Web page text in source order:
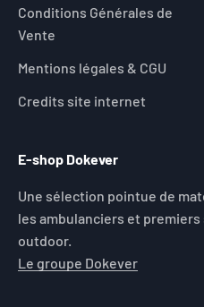
Conditions Générales de
Vente
Mentions légales & CGU
Credits site internet
E-shop Dokever
Une sélection pointue de
les ambulanciers et
outdoor.
Le groupe Dokever